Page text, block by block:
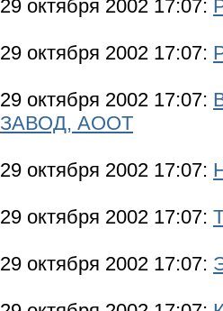
29 октября 2002 17:07:
29 октября 2002 17:07:
29 октября 2002 17:07:
ЗАВОД, АООТ
29 октября 2002 17:07:
29 октября 2002 17:07:
29 октября 2002 17:07: